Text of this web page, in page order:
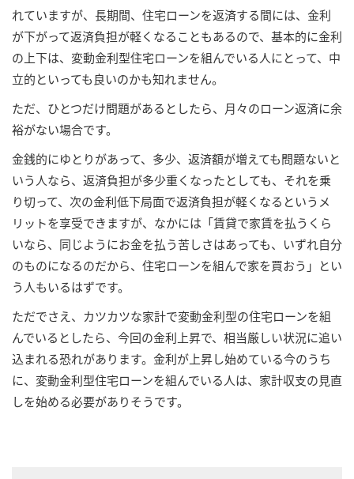
れていますが、長期間、住宅ローンを返済する間には、金利
が下がって返済負担が軽くなることもあるので、基本的に金利
の上下は、変動金利型住宅ローンを組んでいる人にとって、中
立的といっても良いのかも知れません。
ただ、ひとつだけ問題があるとしたら、月々のローン返済に余
裕がない場合です。
金銭的にゆとりがあって、多少、返済額が増えても問題ないと
いう人なら、返済負担が多少重くなったとしても、それを乗
り切って、次の金利低下局面で返済負担が軽くなるというメ
リットを享受できますが、なかには「賃貸で家賃を払うくら
いなら、同じようにお金を払う苦しさはあっても、いずれ自分
のものになるのだから、住宅ローンを組んで家を買おう」とい
う人もいるはずです。
ただでさえ、カツカツな家計で変動金利型の住宅ローンを組
んでいるとしたら、今回の金利上昇で、相当厳しい状況に追い
込まれる恐れがあります。金利が上昇し始めている今のうち
に、変動金利型住宅ローンを組んでいる人は、家計収支の見直
しを始める必要がありそうです。